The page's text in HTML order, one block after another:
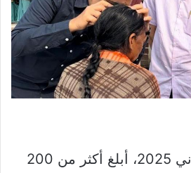
منذ يناير/ كانون الثاني 2025، أبلغ أكثر من 200